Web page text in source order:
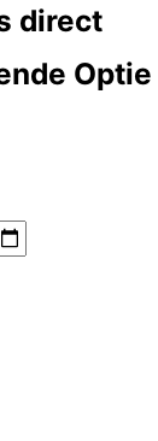
direct
Optie